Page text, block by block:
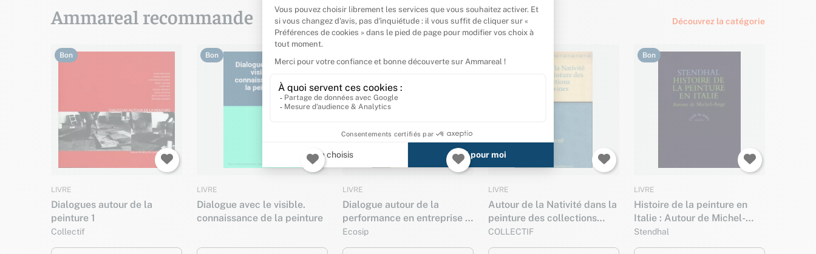
Ammareal recommande Découvrez la catégorie
Bon
LIVRE
Dialogues autour de la
peinture 1
Collectif
Bon
LIVRE
Dialogue avec le visible.
connaissance de la peinture
LIVRE
Dialogue autour de la
performance en entreprise :
les enjeux
Ecosip
LIVRE
Autour de la Nativité dans la
peinture des collections
angevines
COLLECTIF
Bon
LIVRE
Histoire de la peinture en
Italie : Autour de Michel-
Ange
Stendhal